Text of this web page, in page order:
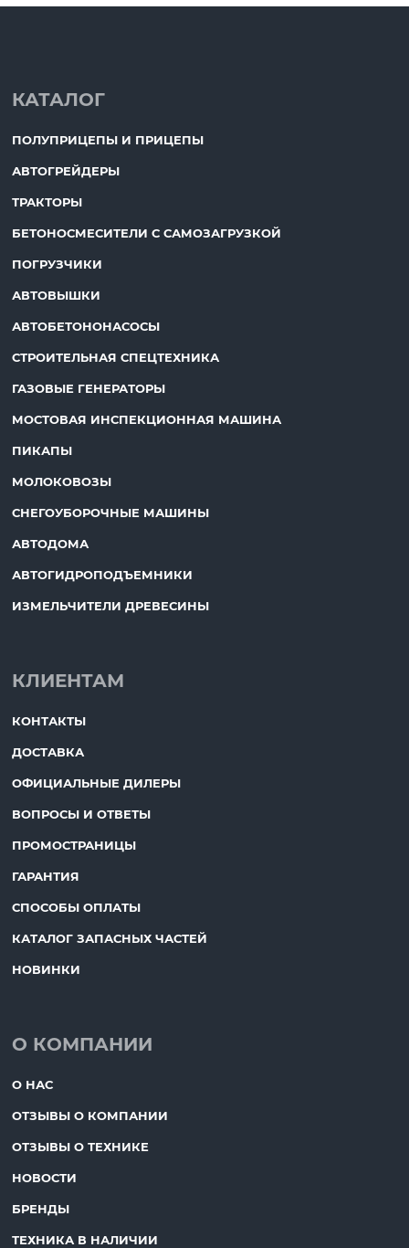
КАТАЛОГ
ПОЛУПРИЦЕПЫ И ПРИЦЕПЫ
АВТОГРЕЙДЕРЫ
ТРАКТОРЫ
БЕТОНОСМЕСИТЕЛИ С САМОЗАГРУЗКОЙ
ПОГРУЗЧИКИ
АВТОВЫШКИ
АВТОБЕТОНОНАСОСЫ
СТРОИТЕЛЬНАЯ СПЕЦТЕХНИКА
ГАЗОВЫЕ ГЕНЕРАТОРЫ
МОСТОВАЯ ИНСПЕКЦИОННАЯ МАШИНА
ПИКАПЫ
МОЛОКОВОЗЫ
СНЕГОУБОРОЧНЫЕ МАШИНЫ
АВТОДОМА
АВТОГИДРОПОДЪЕМНИКИ
ИЗМЕЛЬЧИТЕЛИ ДРЕВЕСИНЫ
КЛИЕНТАМ
КОНТАКТЫ
ДОСТАВКА
ОФИЦИАЛЬНЫЕ ДИЛЕРЫ
ВОПРОСЫ И ОТВЕТЫ
ПРОМОСТРАНИЦЫ
ГАРАНТИЯ
СПОСОБЫ ОПЛАТЫ
КАТАЛОГ ЗАПАСНЫХ ЧАСТЕЙ
НОВИНКИ
О КОМПАНИИ
О НАС
ОТЗЫВЫ О КОМПАНИИ
ОТЗЫВЫ О ТЕХНИКЕ
НОВОСТИ
БРЕНДЫ
ТЕХНИКА В НАЛИЧИИ